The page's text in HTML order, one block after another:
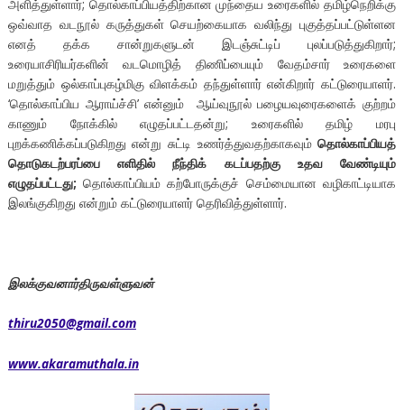
அளித்துள்ளார்; தொல்காப்பியத்திற்கான முந்தைய உரைகளில் தமிழ்நெறிக்கு
ஒவ்வாத வடநூல் கருத்துகள் செயற்கையாக வலிந்து புகுத்தப்பட்டுள்ளன
எனத் தக்க சான்றுகளுடன் இடஞ்சுட்டிப் புலப்படுத்துகிறார்;
உரையாசிரியர்களின் வடமொழித் திணிப்பையும் வேதம்சார் உரைகளை
மறுத்தும் ஒல்காப்புகழ்மிகு விளக்கம் தந்துள்ளார் என்கிறார் கட்டுரையாளர்.
‘தொல்காப்பிய ஆராய்ச்சி’ என்னும் ஆய்வுநூல் பழையவுரைகளைக் குற்றம்
காணும் நோக்கில் எழுதப்பட்டதன்று; உரைகளில் தமிழ் மரபு
புறக்கணிக்கப்படுகிறது என்று சுட்டி உணர்த்துவதற்காகவும்தொல்காப்பியத்
தொடுகடற்பரப்பை எளிதில் நீந்திக் கடப்பதற்கு உதவ வேண்டியும்
எழுதப்பட்டது; தொல்காப்பியம் கற்போருக்குச் செம்மையான வழிகாட்டியாக
இலங்குகிறது என்றும் கட்டுரையாளர் தெரிவித்துள்ளார்.
இலக்குவனார்திருவள்ளுவன்
thiru2050@gmail.com
www.akaramuthala.in